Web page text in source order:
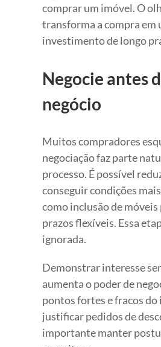
comprar um imóvel. O
transforma a compra em
investimento de longo
Negocie antes
negócio
Muitos compradores
negociação faz parte
processo. É possível
conseguir condições
como inclusão de
prazos flexíveis. Essa
ignorada.
Demonstrar interesse
aumenta o poder de
pontos fortes e fracos do
justificar pedidos de
importante manter